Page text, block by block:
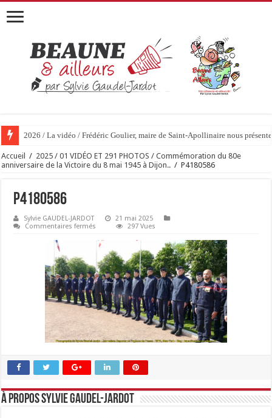
2026 / La vidéo / Frédéric Goulier, maire de Saint-Apollinaire nous
Accueil / 2025 / 01 VIDÉO ET 291 PHOTOS / Commémoration du 80e
anniversaire de la Victoire du 8 mai 1945 à Dijon.. / P4180586
P4180586
Sylvie GAUDEL-JARDOT
21 mai 2025
Commentaires fermés
297 Vues
À propos Sylvie GAUDEL-JARDOT